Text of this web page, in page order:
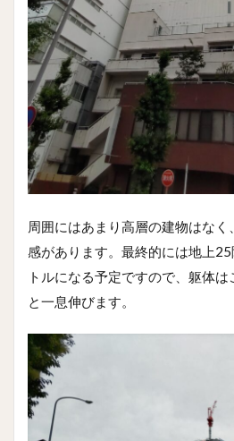
周囲にはあまり高層の建物はな
感があります。最終的には地上
トルになる予定ですので、躯体
と一息伸びます。